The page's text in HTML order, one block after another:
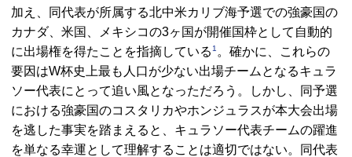
加え、同代表が所属する北中米カリブ海予選での強豪国の
カナダ、米国、メキシコの3ヶ国が開催国枠として自動的
に出場権を得たことを指摘している 1 。確かに、これらの
要因はW杯史上最も人口が少ない出場チームとなるキュラ
ソー代表にとって追い風となっただろう。しかし、同予選
における強豪国のコスタリカやホンジュラスが本大会出場
を逃した事実を踏まえると、キュラソー代表チームの躍進
を単なる幸運として理解することは適切ではない。同代表